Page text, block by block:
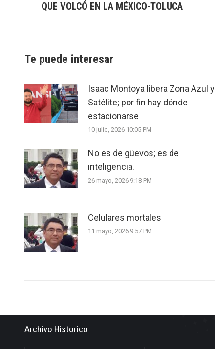
post:
QUE VOLCÓ EN LA MÉXICO-TOLUCA
Te puede interesar
Isaac Montoya libera Zona Azul y
Satélite; por fin hay dónde
estacionarse
10 julio, 2026 10:05 PM
No es de güevos; es de
inteligencia.
26 mayo, 2026 9:18 PM
Celulares mortales
11 mayo, 2026 9:57 PM
Archivo Historico